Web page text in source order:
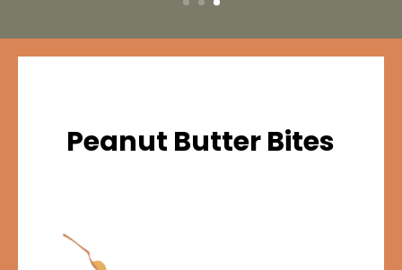
Peanut Butter Bites